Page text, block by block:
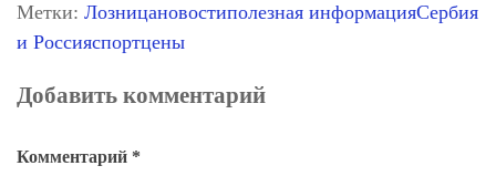
Метки: Лозницановостиполезная информацияСербия
и Россияспортцены
Добавить комментарий
Комментарий *